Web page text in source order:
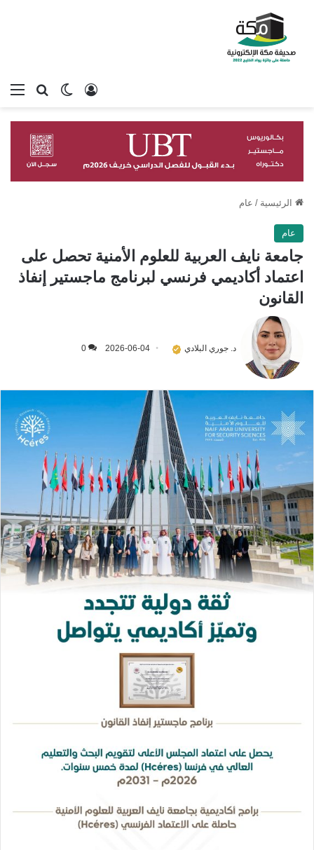
بحثالوضع
تسجيل الدخول
الرئيسية / عام
عام
جامعة نايف العربية للعلوم الأمنية تحصل على
اعتماد أكاديمي فرنسي لبرنامج ماجستير إنفاذ
القانون
د. جوري البلادي 2026-06-04
0